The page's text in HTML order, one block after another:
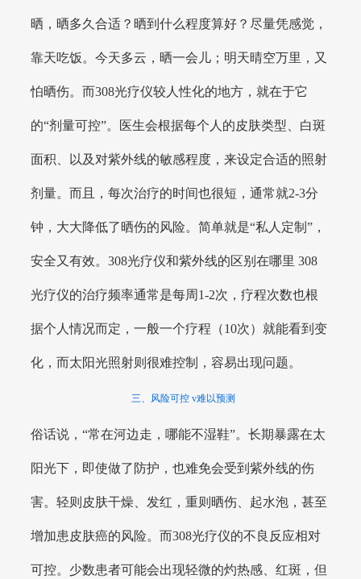
晒，晒多久合适？晒到什么程度算好？尽量凭感觉，
靠天吃饭。今天多云，晒一会儿；明天晴空万里，又
怕晒伤。而308光疗仪较人性化的地方，就在于它
的“剂量可控”。医生会根据每个人的皮肤类型、白斑
面积、以及对紫外线的敏感程度，来设定合适的照射
剂量。而且，每次治疗的时间也很短，通常就2-3分
钟，大大降低了晒伤的风险。简单就是“私人定制”，
安全又有效。308光疗仪和紫外线的区别在哪里 308
光疗仪的治疗频率通常是每周1-2次，疗程次数也根
据个人情况而定，一般一个疗程（10次）就能看到变
化，而太阳光照射则很难控制，容易出现问题。
三、风险可控 v难以预测
俗话说，“常在河边走，哪能不湿鞋”。长期暴露在太
阳光下，即使做了防护，也难免会受到紫外线的伤
害。轻则皮肤干燥、发红，重则晒伤、起水泡，甚至
增加患皮肤癌的风险。而308光疗仪的不良反应相对
可控。少数患者可能会出现轻微的灼热感、红斑，但